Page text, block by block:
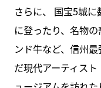
さらに、 国宝5城
に登ったり、名物
ンド牛など、信州
だ現代アーティス